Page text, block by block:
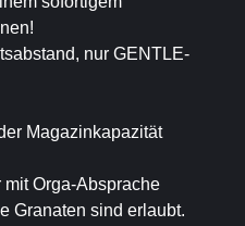
nur GENTLE-
Magazinkapazität
Orga-Absprache
Granaten sind erlaubt.